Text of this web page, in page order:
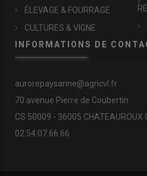
ÉLEVAGE & FOURRAGE
CULTURES & VIGNE
INFORMATIONS DE
aurorepaysanne@agricvl.fr
70 avenue Pierre de Coubertin
CS 50009 - 36005 CHATEAUROUX
02.54.07.66.66